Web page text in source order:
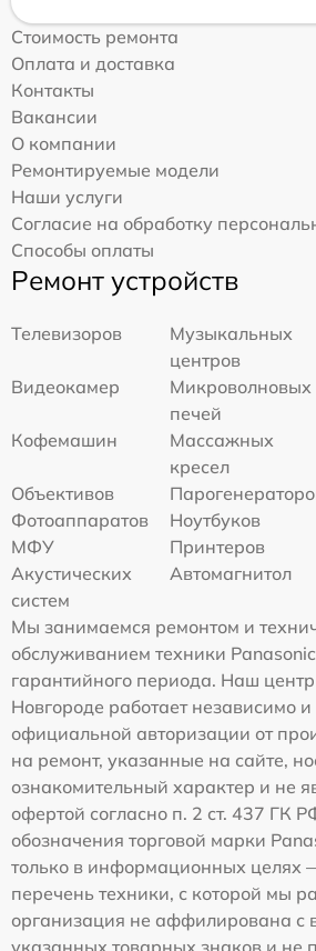
Стоимость ремонта
Оплата и доставка
Контакты
Вакансии
О компании
Ремонтируемые модели
Наши услуги
Согласие на обработку
Способы оплаты
Ремонт устройств
Телевизоров
Музыкальных
центров
Видеокамер
Микроволновых
печей
Кофемашин
Массажных
кресел
Объективов
Фотоаппаратов
Ноутбуков
МФУ
Принтеров
Акустических
систем
Автомагнитол
Мы занимаемся ремонтом и
обслуживанием техники
гарантийного периода. Наш
Новгороде работает независимо
официальной авторизации от
на ремонт, указанные на сайте,
ознакомительный характер и не
офертой согласно п. 2 ст. 437 ГК
обозначения торговой марки
только в информационных целях
перечень техники, с которой мы
организация не аффилирована с
указанных товарных знаков и не